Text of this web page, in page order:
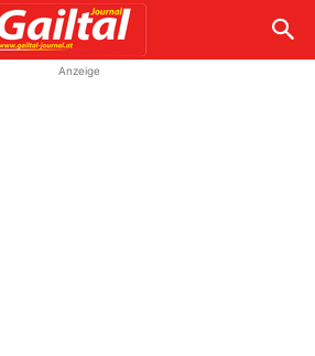
Anzeige